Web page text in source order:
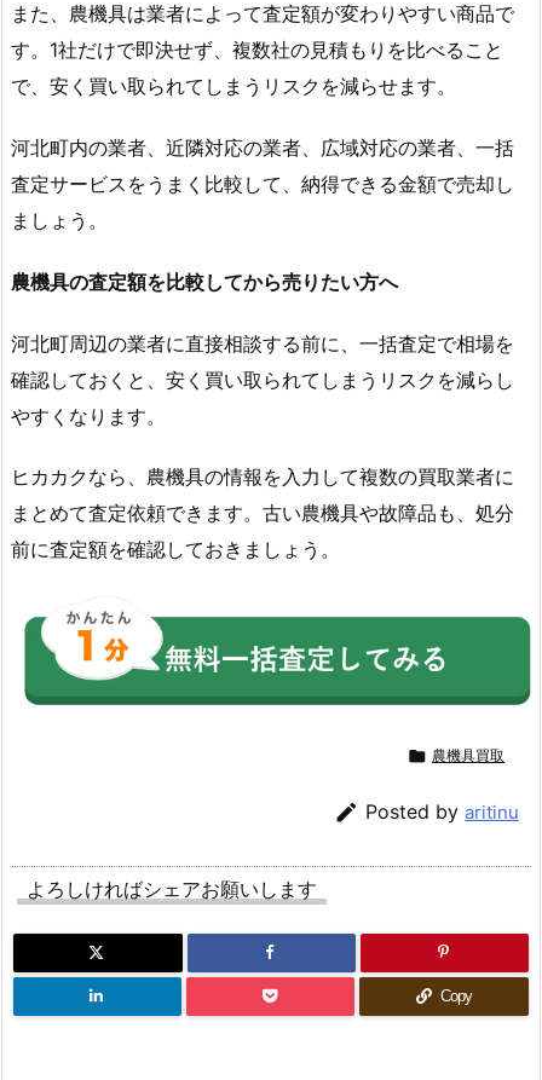
また、農機具は業者によって査定額が変わりやすい商品で
す。1社だけで即決せず、複数社の見積もりを比べること
で、安く買い取られてしまうリスクを減らせます。
河北町内の業者、近隣対応の業者、広域対応の業者、一括
査定サービスをうまく比較して、納得できる金額で売却し
ましょう。
農機具の査定額を比較してから売りたい方へ
河北町周辺の業者に直接相談する前に、一括査定で相場を
確認しておくと、安く買い取られてしまうリスクを減らし
やすくなります。
ヒカカクなら、農機具の情報を入力して複数の買取業者に
まとめて査定依頼できます。古い農機具や故障品も、処分
前に査定額を確認しておきましょう。
 農機具買取
 Posted by aritinu
よろしければシェアお願いします
Copy